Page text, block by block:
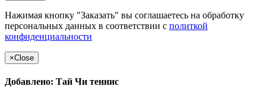
Нажимая кнопку "Заказать" вы соглашаетесь на обработку
персональных данных в соответствии с политкой
конфиденциальности
×Close
Добавлено: Тай Чи теннис